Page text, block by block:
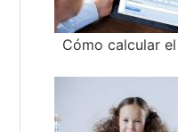
Cómo calcular